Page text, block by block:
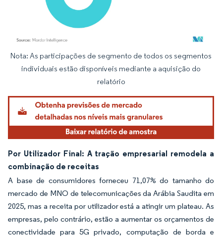
Imagem © Mordor Intelligence. O reuso requer atribuição conforme CC BY 4.0.
Nota: As participações de segmento de todos os segmentos
individuais estão disponíveis mediante a aquisição do
relatório
Por Utilizador Final: A tração empresarial remodela a
combinação de receitas
A base de consumidores forneceu 71,07% do tamanho do
mercado de MNO de telecomunicações da Arábia Saudita em
2025, mas a receita por utilizador está a atingir um plateau. As
empresas, pelo contrário, estão a aumentar os orçamentos de
conectividade para 5G privado, computação de borda e